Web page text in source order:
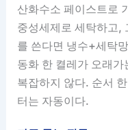
산화수소 페이스트로
중성세제로 세탁하고,
를 쓴다면 냉수+세탁
동화 한 켤레가 오래
복잡하지 않다. 순서
터는 자동이다.